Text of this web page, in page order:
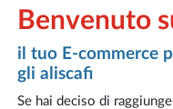
Benvenuto
il tuo E-commerce
gli aliscafi
Se hai deciso di